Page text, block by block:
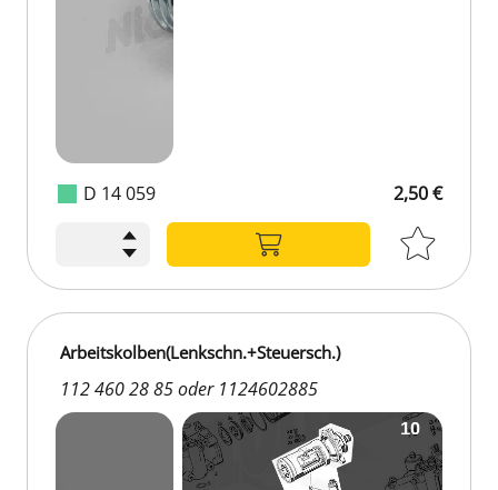
D 14 059 2,50 €
Arbeitskolben(Lenkschn.+Steuersch.)
112 460 28 85 oder 1124602885